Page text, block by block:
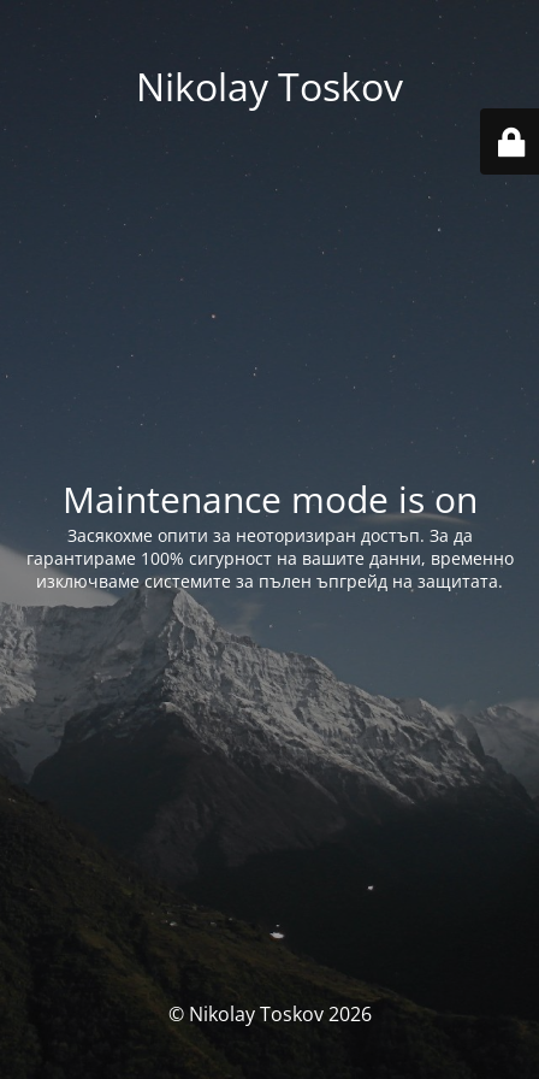
Nikolay Toskov
Maintenance mode is on
Засякохме опити за неоторизиран достъп. За да
гарантираме 100% сигурност на вашите данни, временно
изключваме системите за пълен ъпгрейд на защитата.
© Nikolay Toskov 2026